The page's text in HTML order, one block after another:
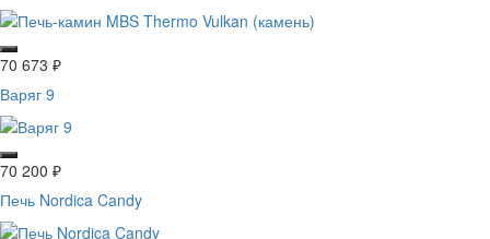
70 673 ₽
Варяг 9
70 200 ₽
Печь Nordica Candy